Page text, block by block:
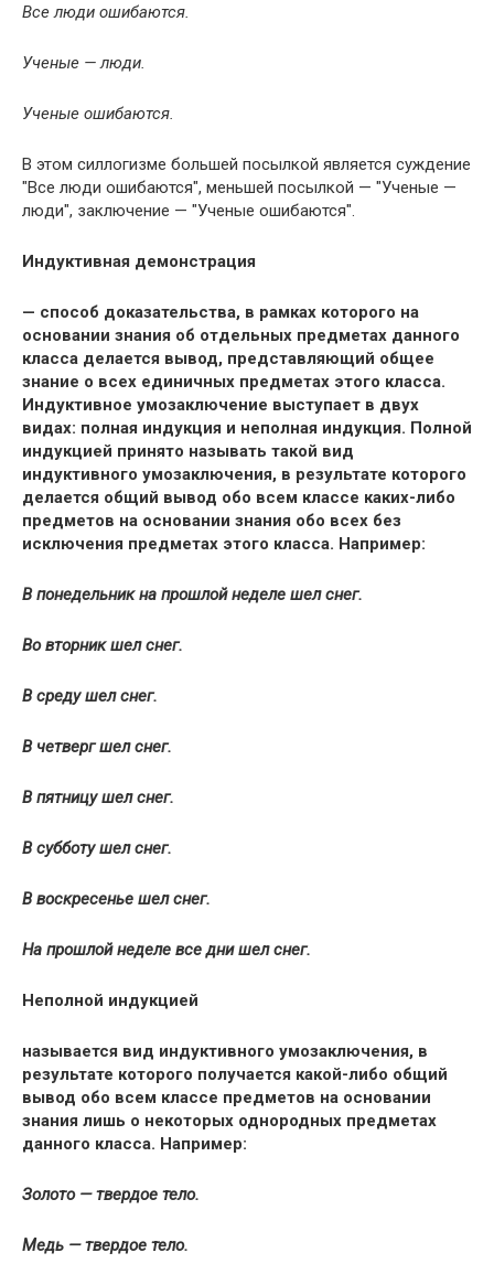
Все люди ошибаются.
Ученые — люди.
Ученые ошибаются.
В этом силлогизме большей посылкой является суждение
"Все люди ошибаются", меньшей посылкой — "Ученые —
люди", заключение — "Ученые ошибаются".
Индуктивная демонстрация
— способ доказательства, в рамках которого на
основании знания об отдельных предметах данного
класса делается вывод, представляющий общее
знание о всех единичных предметах этого класса.
Индуктивное умозаключение выступает в двух
видах: полная индукция и неполная индукция. Полной
индукцией принято называть такой вид
индуктивного умозаключения, в результате которого
делается общий вывод обо всем классе каких-либо
предметов на основании знания обо всех без
исключения предметах этого класса. Например:
В понедельник на прошлой неделе шел снег.
Во вторник шел снег.
В среду шел снег.
В четверг шел снег.
В пятницу шел снег.
В субботу шел снег.
В воскресенье шел снег.
На прошлой неделе все дни шел снег.
Неполной индукцией
называется вид индуктивного умозаключения, в
результате которого получается какой-либо общий
вывод обо всем классе предметов на основании
знания лишь о некоторых однородных предметах
данного класса. Например:
Золото — твердое тело.
Медь — твердое тело.